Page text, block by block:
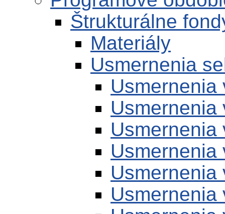
Štrukturálne
Materiály
Usmernenia
Usmernenia
Usmernenia
Usmernenia
Usmernenia
Usmernenia
Usmernenia